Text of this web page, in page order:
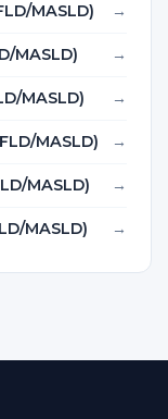
MASLD)
MASLD)
MASLD)
MASLD)
MASLD)
MASLD)